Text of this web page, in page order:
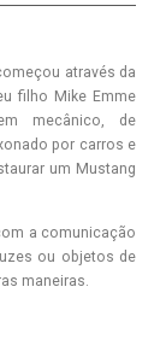
através da
filho Mike Emme
mecânico, de
por carros e
um Mustang
a comunicação
ou objetos de
maneiras.